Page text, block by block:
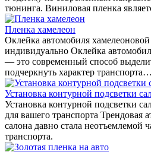
тюнинга. Виниловая пленка
Пленка хамелеон
Оклейка автомобиля
индивидуально Оклейка
— это современный способ
подчеркнуть характер транспорта…
Установка контурной подсветки
Установка контурной подсветки
для вашего транспорта Трендовая
салона давно стала неотъемлемой
транспорта.